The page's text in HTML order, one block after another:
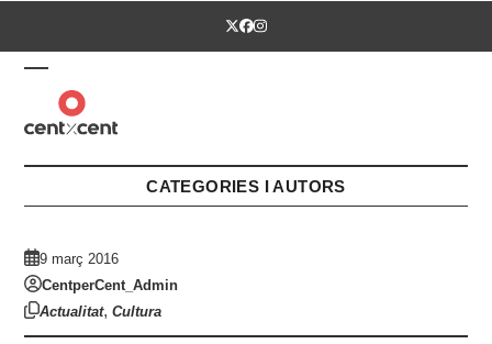
Twitter
Facebook
Instagram
Open
mobile
menu
Close
mobile
menu
CATEGORIES I AUTORS
9 març 2016
CentperCent_Admin
Actualitat,Cultura